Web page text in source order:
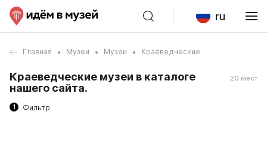
ru
Главная Музеи Музеи Краеведческие
Краеведческие музеи в каталоге
нашего сайта.
20 мест
1 Фильтр